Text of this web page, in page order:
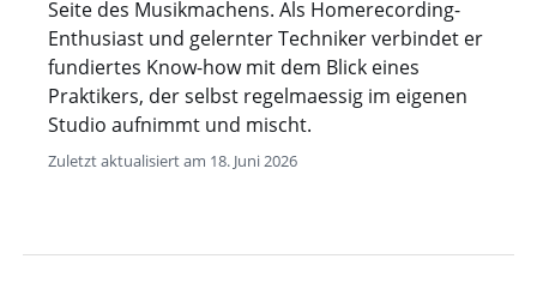
Seite des Musikmachens. Als Homerecording-
Enthusiast und gelernter Techniker verbindet er
fundiertes Know-how mit dem Blick eines
Praktikers, der selbst regelmaessig im eigenen
Studio aufnimmt und mischt.
Zuletzt aktualisiert am 18. Juni 2026